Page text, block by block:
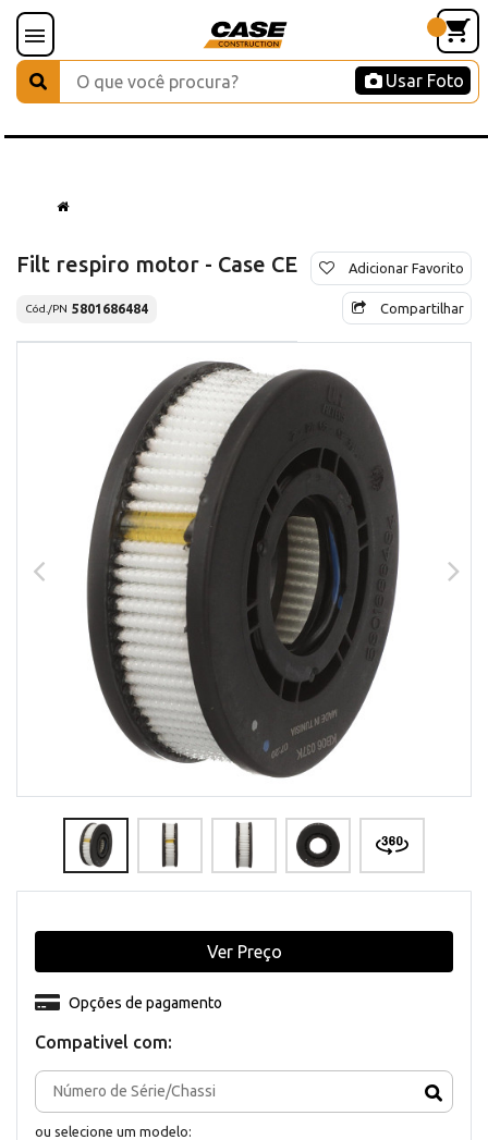
Usar Foto
Filt respiro motor - Case CE
Cód./PN 5801686484
Adicionar Favorito
Compartilhar
Compativel com:
ou selecione um modelo:
Opções de pagamento
Ver Preço